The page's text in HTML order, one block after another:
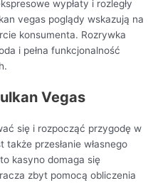
wypłaty i rozległy
vegas poglądy wskazują na
konsumenta. Rozrywka
i pełna funkcjonalność
Vegas
się i rozpocząć przygodę w
przesłanie własnego
kasyno domaga się
zbyt pomocą obliczenia